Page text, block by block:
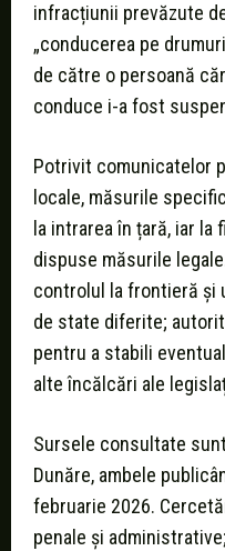
infracțiunii prevăzute
„conducerea pe
de către o persoană
conduce i-a fost
Potrivit comunicatelor
locale, măsurile
la intrarea în țară, iar
dispuse măsurile
controlul la frontieră și
de state diferite;
pentru a stabili
alte încălcări ale
Sursele consultate
Dunăre, ambele
februarie 2026.
penale și